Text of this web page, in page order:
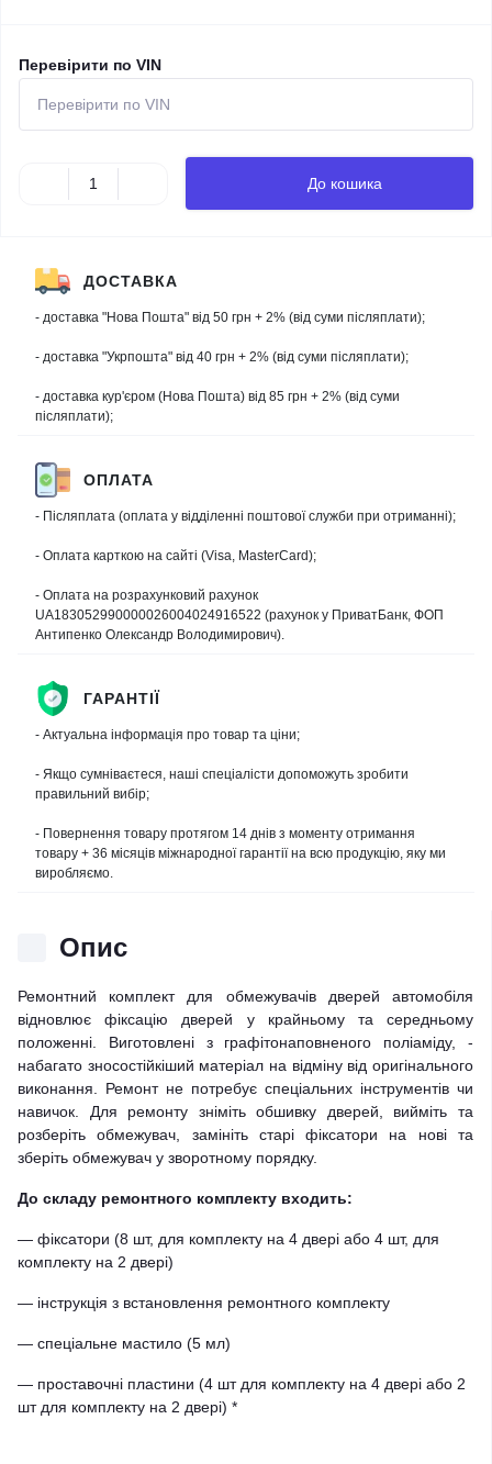
Перевірити по VIN
До кошика
Опис
Ремонтний комплект для обмежувачів дверей автомобіля
відновлює фіксацію дверей у крайньому та середньому
положенні. Виготовлені з графітонаповненого поліаміду, -
набагато зносостійкіший матеріал на відміну від оригінального
виконання. Ремонт не потребує спеціальних інструментів чи
навичок. Для ремонту зніміть обшивку дверей, вийміть та
розберіть обмежувач, замініть старі фіксатори на нові та
зберіть обмежувач у зворотному порядку.
До складу ремонтного комплекту входить:
— фіксатори (8 шт, для комплекту на 4 двері або 4 шт, для
комплекту на 2 двері)
— інструкція з встановлення ремонтного комплекту
— спеціальне мастило (5 мл)
— проставочні пластини (4 шт для комплекту на 4 двері або 2
шт для комплекту на 2 двері) *
ДОСТАВКА
- доставка "Нова Пошта" від 50 грн + 2% (від суми післяплати);
- доставка "Укрпошта" від 40 грн + 2% (від суми післяплати);
- доставка кур'єром (Нова Пошта) від 85 грн + 2% (від суми
післяплати);
ОПЛАТА
- Післяплата (оплата у відділенні поштової служби при отриманні);
- Оплата карткою на сайті (Visa, MasterCard);
- Оплата на розрахунковий рахунок
UA183052990000026004024916522 (рахунок у ПриватБанк, ФОП
Антипенко Олександр Володимирович).
ГАРАНТІЇ
- Актуальна інформація про товар та ціни;
- Якщо сумніваєтеся, наші спеціалісти допоможуть зробити
правильний вибір;
- Повернення товару протягом 14 днів з моменту отримання
товару + 36 місяців міжнародної гарантії на всю продукцію, яку ми
виробляємо.